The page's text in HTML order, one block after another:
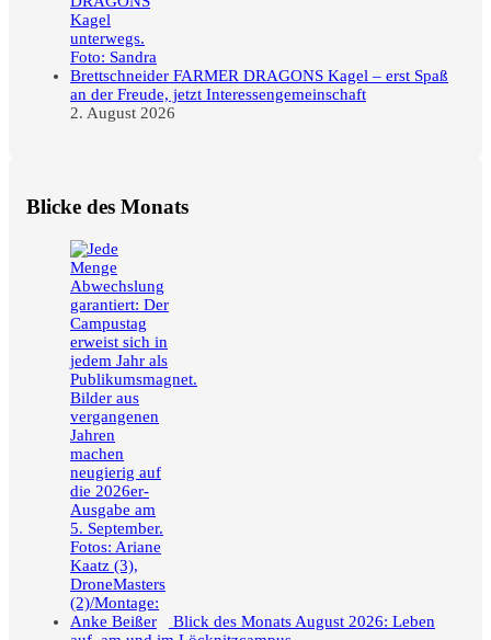
FARMER DRAGONS Kagel – erst Spaß
an der Freude, jetzt Interessengemeinschaft
2. August 2026
Blicke des Monats
Blick des Monats August 2026: Leben